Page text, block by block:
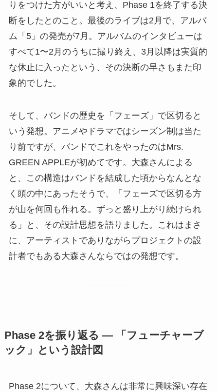
りをつけた方がいいと考え、Phase 1を終了する決
断をしたとのこと。最後のライブは2月で、アルバ
ム「5」の発売が7月。アルバムのインタビューは
すべて1〜2月のうちに撮り終え、3月以降は実質的
な休止に入ったという、その決断の早さもまた印
象的でした。
そして、バンドの歴史を「フェーズ」で区切ると
いう発想。アニメやドラマではシーズン制は当た
り前ですが、バンドでこれをやったのはMrs.
GREEN APPLEが初めてです。大森さんによる
と、この構造はバンドを結成した頃からなんとな
く頭の中にあったそうで、「フェーズで区切る方
が山を何回も作れる。ずっと盛り上がり続けられ
る」と、その設計思想を語りました。これはまさ
に、アーティストでありながらプロジェクトの設
計者でもある大森さんならではの発想です。
Phase 2を振り返る — 「フューチャーブ
ック」という設計図
Phase 2について、大森さんは非常に興味深い存在